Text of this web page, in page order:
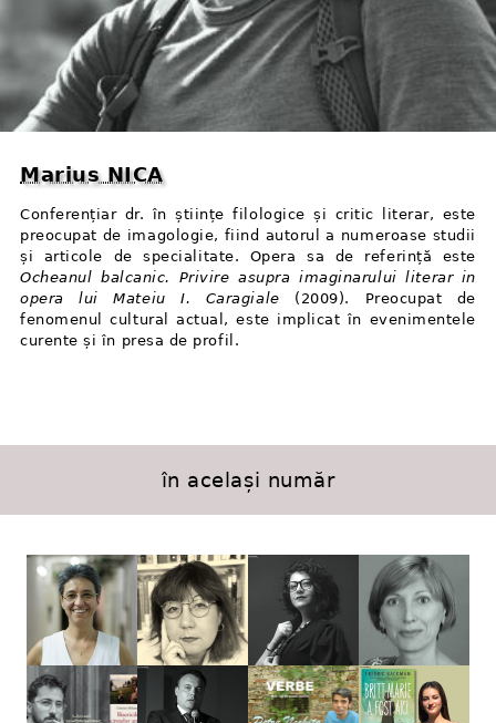
Marius NICA
Conferențiar dr. în științe filologice și critic literar, este
preocupat de imagologie, fiind autorul a numeroase studii
și articole de specialitate. Opera sa de referință este
Ocheanul balcanic. Privire asupra imaginarului literar in
opera lui Mateiu I. Caragiale (2009). Preocupat de
fenomenul cultural actual, este implicat în evenimentele
curente și în presa de profil.
în același număr